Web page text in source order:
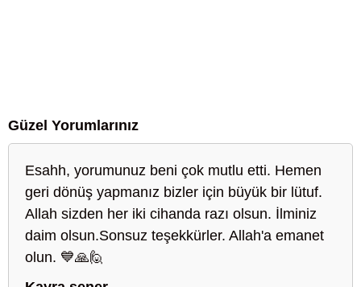
Güzel Yorumlarınız
Esahh, yorumunuz beni çok mutlu etti. Hemen
geri dönüş yapmanız bizler için büyük bir lütuf.
Allah sizden her iki cihanda razı olsun. İlminiz
daim olsun.Sonsuz teşekkürler. Allah'a emanet
olun. 💙🙏🙋